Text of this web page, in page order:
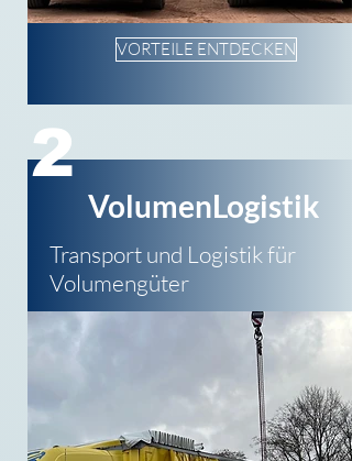
VORTEILE ENTDECKEN
VolumenLogistik
Transport und Logistik für
Volumengüter
2